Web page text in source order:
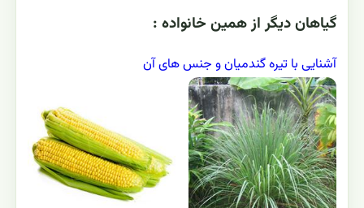
گياهان ديگر از همين خانواده :
آشنایی با تیره گندمیان و جنس های آن